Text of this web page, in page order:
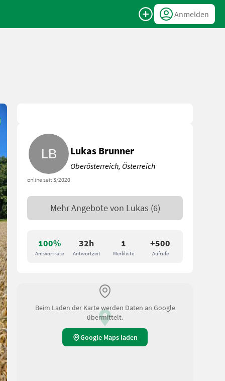
Anmelden
100%
Antwortrate
32h
Antwortzeit
1
Merkliste
+500
Aufrufe
online seit 3/2020
Lukas Brunner
Oberösterreich, Österreich
Mehr Angebote von Lukas (6)
Beim Laden der Karte werden Daten an Google
übermittelt.
Google Maps laden